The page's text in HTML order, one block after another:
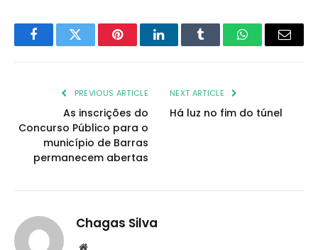
FacebookTwitter PinterestLinkedInTumblr WhatsAppEmail
PREVIOUS ARTICLE
As inscrições do
Concurso Público para o
município de Barras
permanecem abertas
NEXT ARTICLE
Há luz no fim do túnel
Chagas Silva
Website